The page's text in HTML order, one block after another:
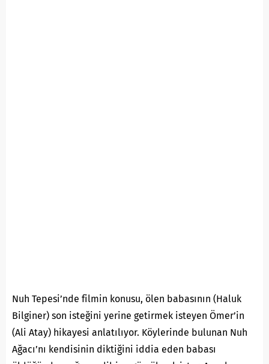
Nuh Tepesi’nde filmin konusu, ölen babasının (Haluk
Bilginer) son isteğini yerine getirmek isteyen Ömer’in
(Ali Atay) hikayesi anlatılıyor. Köylerinde bulunan Nuh
Ağacı’nı kendisinin diktiğini iddia eden babası